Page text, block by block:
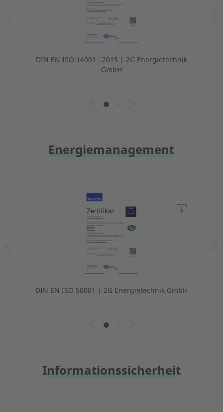
DIN EN ISO 14001 : 2015 | 2G Energietechnik
GmbH
Energiemanagement
DIN EN ISO 50001 | 2G Energietechnik GmbH
Informationssicherheit